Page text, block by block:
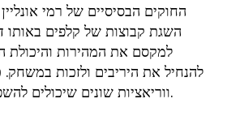
החוקים הבסיסיים של רמי
השגת קבוצות של קלפים באותו
למקסם את המהירות
להנחיל את היריבים ולזכות
ווריאציות שונים שיכולים להשפיע על תהליך המשחק.